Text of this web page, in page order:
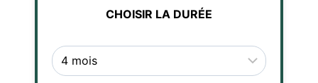
CHOISIR LA DURÉE